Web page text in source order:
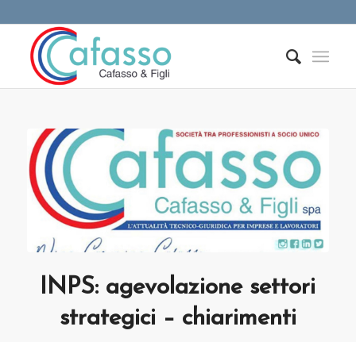
INPS: agevolazione settori
strategici – chiarimenti